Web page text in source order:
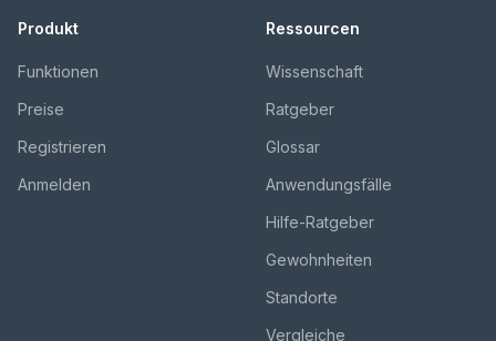
Produkt
Funktionen
Preise
Registrieren
Anmelden
Ressourcen
Wissenschaft
Ratgeber
Glossar
Anwendungsfälle
Hilfe-Ratgeber
Gewohnheiten
Standorte
Vergleiche